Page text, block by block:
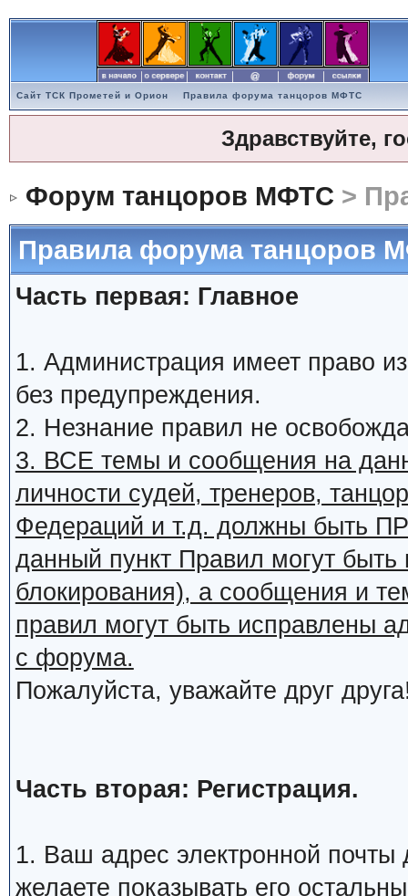
Сайт ТСК Прометей и Орион Правила форума танцоров МФТС
Здравствуйте,
Форум танцоров МФТС >
Правила форума танцоров
Часть первая: Главное
1. Администрация имеет право
без предупреждения.
2. Незнание правил не
3. ВСЕ темы и сообщения на
личности судей, тренеров,
Федераций и т.д. должны
данный пункт Правил могут
блокирования), а сообщения и
правил могут быть исправлены
с форума.
Пожалуйста, уважайте друг
Часть вторая: Регистрация.
1. Ваш адрес электронной
желаете показывать его